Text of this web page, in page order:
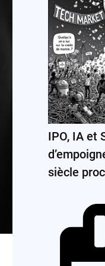
IPO, IA et
siècle